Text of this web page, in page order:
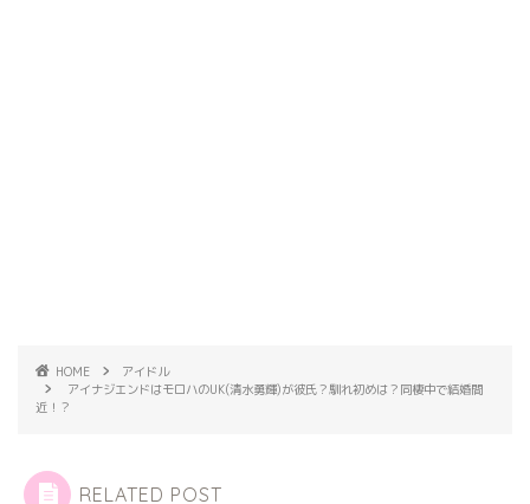
HOME
アイドル
アイナジエンドはモロハのUK(清水勇輝)が彼氏？馴れ初めは？同棲中で結婚間
近！？
RELATED POST